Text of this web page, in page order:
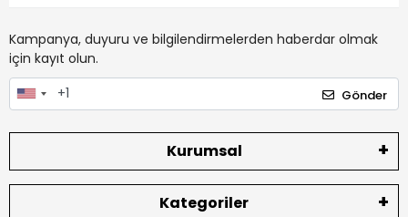
Kampanya, duyuru ve bilgilendirmelerden haberdar olmak
için kayıt olun.
Gönder
Kurumsal
Kategoriler